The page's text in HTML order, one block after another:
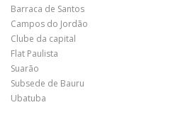
Barraca de Santos
Campos do Jordão
Clube da capital
Flat Paulista
Suarão
Subsede de Bauru
Ubatuba